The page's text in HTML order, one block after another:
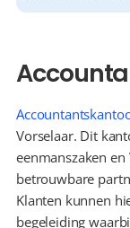
Vorselaar. Dit
eenmanszaken en
betrouwbare
Klanten kunnen
begeleiding